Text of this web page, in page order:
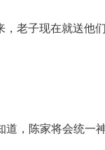
，老子现在就送他
，陈家将会统一神